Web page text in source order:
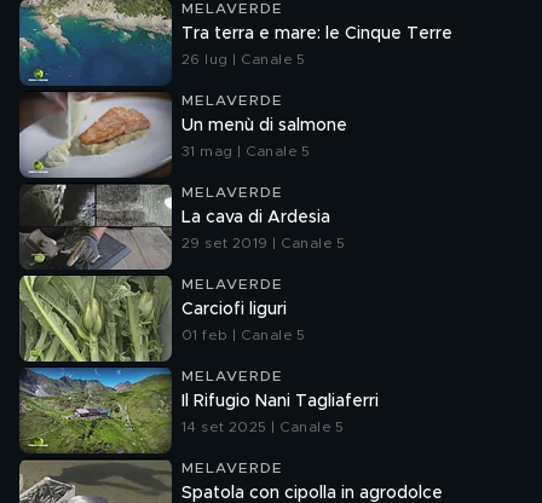
MELAVERDE
Tra terra e mare: le Cinque Terre
26 lug | Canale 5
MELAVERDE
Un menù di salmone
31 mag | Canale 5
MELAVERDE
La cava di Ardesia
29 set 2019 | Canale 5
MELAVERDE
Carciofi liguri
01 feb | Canale 5
MELAVERDE
Il Rifugio Nani Tagliaferri
14 set 2025 | Canale 5
MELAVERDE
Spatola con cipolla in agrodolce